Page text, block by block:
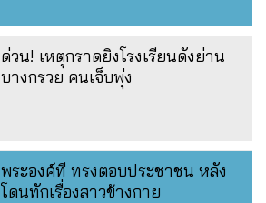
ด่วน! เหตุกราดยิงโรงเรียนดังย่าน
บางกรวย คนเจ็บพุ่ง
พระองค์ที ทรงตอบประชาชน หลัง
โดนทักเรื่องสาวข้างกาย